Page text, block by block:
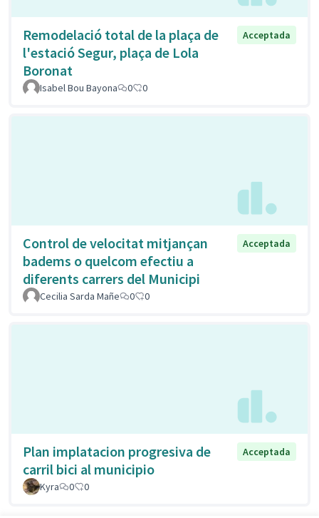
Remodelació total de la plaça de
l'estació Segur, plaça de Lola
Boronat
Acceptada
Isabel Bou Bayona 0 0
Control de velocitat mitjançan
badems o quelcom efectiu a
diferents carrers del Municipi
Acceptada
Cecilia Sarda Mañe 0 0
Plan implatacion progresiva de
carril bici al municipio
Acceptada
Kyra 0 0